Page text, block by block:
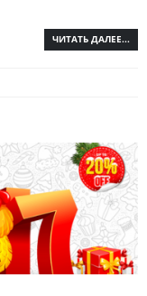
ЧИТАТЬ ДАЛЕЕ...